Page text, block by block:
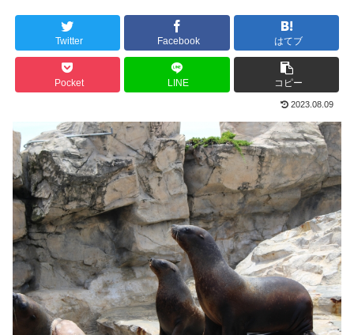
Twitter Facebook はてブ
Pocket LINE コピー
2023.08.09